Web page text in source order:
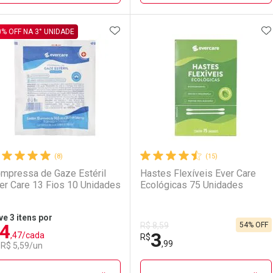
FECHAR
Ativar Desconto
FECHAR
Menos
2 unidades
Por R$ 55,24/cada
Laboratório
Ativar Desconto
Por Menos
Comprar 3 unidades
Por R$ 3,19/cada
(8)
de Gaze Estéril
Care 13 Fios 10 Unidades
OFF NA 3° UNIDADE
3 itens por
4,47/cada
5,59/un
ADICIONAR AOS FAVORITOS
(15)
Hastes Flexíveis Ever Care
Ecológicas 75 Unidades
R$ 8,59
R$3,99
54% OFF